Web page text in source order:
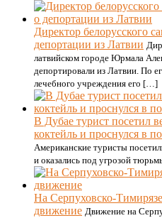
Директор белорусского
депортации из Латвии
латвийском городе Юрмала
депортировали из Латвии. По
лечебного учреждения его […]
В Дубае турист посетил
коктейль и проснулся в
Американские туристы
и оказались под угрозой
На Серпуховско-
движение Движение на